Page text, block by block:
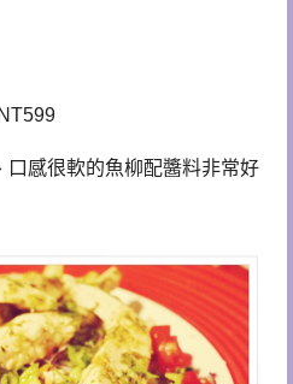
口感很軟的魚柳配醬料非常好